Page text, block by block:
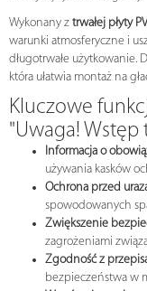
Wykonany z trwałej płyty
warunki atmosferyczne i
długotrwałe użytkowanie.
która ułatwia montaż na
Kluczowe
"Uwaga! Wstęp
Informacja o
używania kasków
Ochrona przed
spowodowanych
Zwiększenie
zagrożeniami
Zgodność z
bezpieczeństwa w